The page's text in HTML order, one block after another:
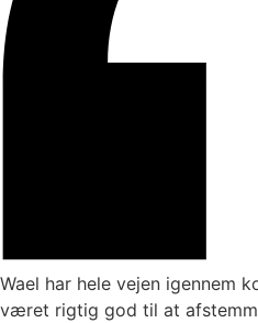
Wael har hele vejen igennem
været rigtig god til at